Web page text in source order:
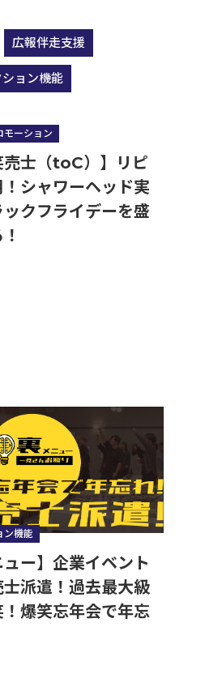
ニケーション研修
広報伴走支援
ョン機能
モーション
売士（toC）】リピ
シャワーヘッド実
クフライデーを盛
ン機能
ュー】企業イベント
士派遣！過去最大級
爆笑忘年会で年忘